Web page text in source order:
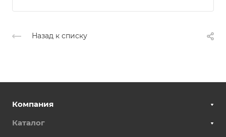
Назад к списку
Компания
Каталог